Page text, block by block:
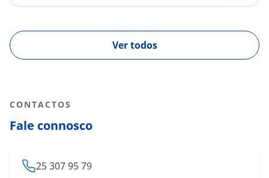
Patologia Hipofisária
Ver todos
CONTACTOS
Fale connosco
25 307 95 79